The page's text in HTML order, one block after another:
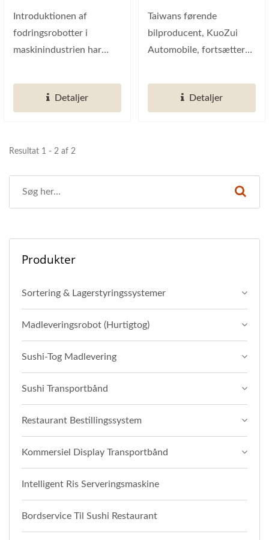
Mekaniske
Industrifabrikker
Introduktionen af
fodringsrobotter i
maskinindustrien har
for
produktionsprocessen...
Detaljer
Ngssystem
Taiwans førende
bilproducent, KuoZui
Automobile, fortsætter
fabriksfaciliteter...
Detaljer
Resultat 1 - 2 af 2
Produkter
Sortering & Lagerstyringssystemer
Madleveringsrobot (Hurtigtog)
Sushi-Tog Madlevering
Sushi Transportbånd
Restaurant Bestillingssystem
Kommersiel Display Transportbånd
Intelligent Ris Serveringsmaskine
Bordservice Til Sushi Restaurant